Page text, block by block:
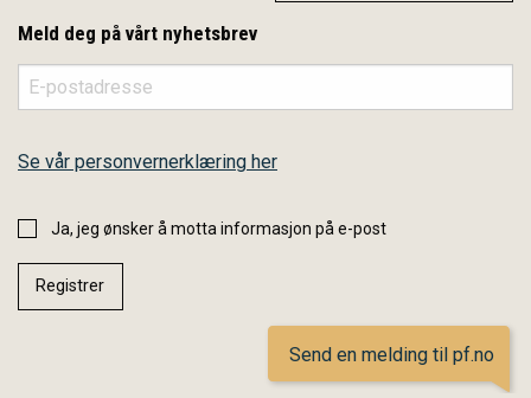
Meld deg på vårt nyhetsbrev
Se vår personvernerklæring her
Ja, jeg ønsker å motta informasjon på e-post
Send en melding til pf.no